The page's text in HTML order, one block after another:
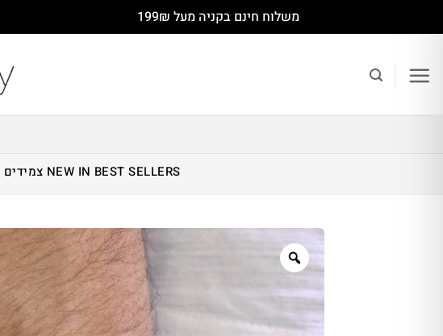
to
content
משלוח חינם בקניה מעל 199₪
BEST SELLERS
NEW IN צמידים
Zoom